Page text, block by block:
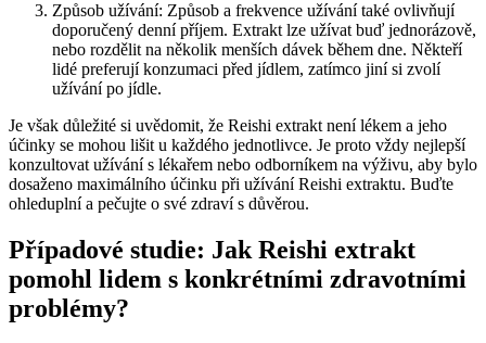
Způsob užívání: Způsob a frekvence užívání také ovlivňují
doporučený denní příjem. Extrakt lze užívat buď jednorázově,
nebo rozdělit na několik menších dávek během dne. Někteří
lidé preferují konzumaci před jídlem, zatímco jiní si zvolí
užívání po jídle.
Je však důležité si uvědomit, že Reishi extrakt není lékem a jeho
účinky se mohou lišit u každého jednotlivce. Je proto vždy nejlepší
konzultovat užívání s lékařem nebo odborníkem na výživu, aby bylo
dosaženo maximálního účinku při užívání Reishi extraktu. Buďte
ohleduplní a pečujte o své zdraví s důvěrou.
Případové studie: Jak Reishi extrakt
pomohl lidem s konkrétními zdravotními
problémy?